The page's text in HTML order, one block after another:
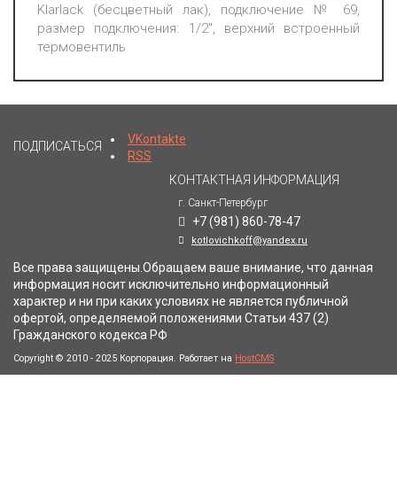
Klarlack (бесцветный лак), подключение № 69,
размер подключения: 1/2", верхний встроенный
термовентиль
ПОДПИСАТЬСЯ
VKontakte
RSS
КОНТАКТНАЯ ИНФОРМАЦИЯ
г. Санкт-Петербург
+7 (981) 860-78-47
kotlovichkoff@yandex.ru
Все права защищены.Обращаем ваше внимание, что данная
информация носит исключительно информационный
характер и ни при каких условиях не является публичной
офертой, определяемой положениями Статьи 437 (2)
Гражданского кодекса РФ
Copyright © 2010 - 2025 Корпорация. Работает на HostCMS